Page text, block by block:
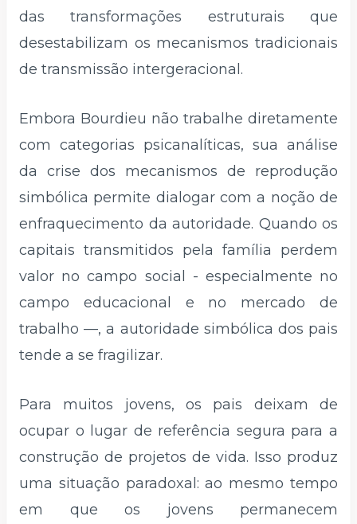
das transformações estruturais que
desestabilizam os mecanismos tradicionais
de transmissão intergeracional.
Embora Bourdieu não trabalhe diretamente
com categorias psicanalíticas, sua análise
da crise dos mecanismos de reprodução
simbólica permite dialogar com a noção de
enfraquecimento da autoridade. Quando os
capitais transmitidos pela família perdem
valor no campo social - especialmente no
campo educacional e no mercado de
trabalho —, a autoridade simbólica dos pais
tende a se fragilizar.
Para muitos jovens, os pais deixam de
ocupar o lugar de referência segura para a
construção de projetos de vida. Isso produz
uma situação paradoxal: ao mesmo tempo
em que os jovens permanecem